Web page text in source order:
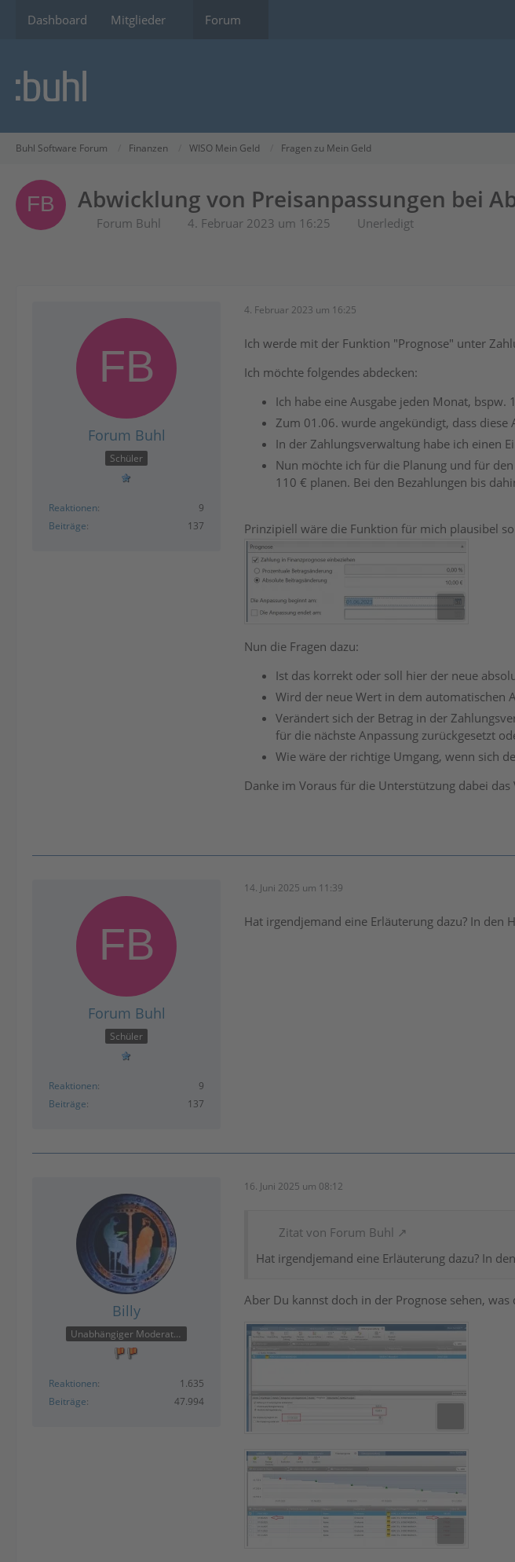
Dashboard Mitglieder Forum
Buhl Software Forum Finanzen WISO Mein Geld Fragen zu Mein Geld
Abwicklung von Preisanpassungen bei
Forum Buhl 4. Februar 2023 um 16:25 Unerledigt
Forum Buhl
Schüler
Reaktionen
9
Beiträge
137
4. Februar 2023 um 16:25
Ich werde mit der Funktion "Prognose" unter
Ich möchte folgendes abdecken:
Ich habe eine Ausgabe jeden Monat, bspw.
Zum 01.06. wurde angekündigt, dass
In der Zahlungsverwaltung habe ich einen
Nun möchte ich für die Planung und für
110 € planen. Bei den Bezahlungen bis
Prinzipiell wäre die Funktion für mich plausibel
Nun die Fragen dazu:
Ist das korrekt oder soll hier der neue
Wird der neue Wert in dem automatischen
Verändert sich der Betrag in der
für die nächste Anpassung zurückgesetzt
Wie wäre der richtige Umgang, wenn sich
Danke im Voraus für die Unterstützung dabei
Forum Buhl
Schüler
Reaktionen
9
Beiträge
137
14. Juni 2025 um 11:39
Hat irgendjemand eine Erläuterung dazu? In den
Billy
Unabhängiger Moderator
Reaktionen
1.635
Beiträge
47.994
16. Juni 2025 um 08:12
Zitat von Forum Buhl
Hat irgendjemand eine Erläuterung dazu? In
Aber Du kannst doch in der Prognose sehen, was